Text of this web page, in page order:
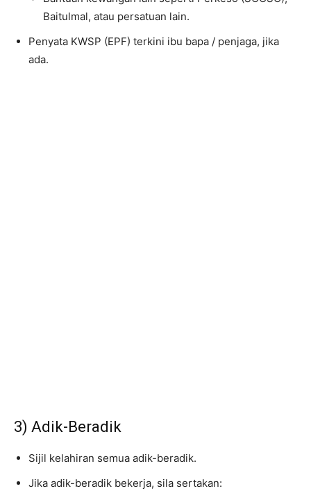
Baitulmal, atau persatuan lain.
Penyata KWSP (EPF) terkini ibu bapa / penjaga, jika
ada.
3) Adik-Beradik
Sijil kelahiran semua adik-beradik.
Jika adik-beradik bekerja, sila sertakan: